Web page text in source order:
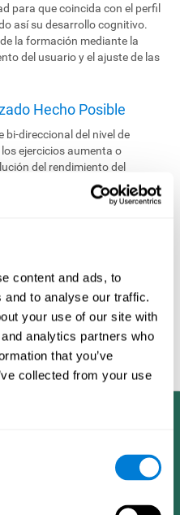
content and ads, to
to analyse our traffic.
your use of our site with
analytics partners who
that you’ve
collected from your use
para que coincida con el perfil
así su desarrollo cognitivo.
la formación mediante la
del usuario y el ajuste de las
Hecho Posible
bi-direccional del nivel de
ejercicios aumenta o
del rendimiento del
evaluación cognitiva para
éstos por variables
de CogniFit que contiene
usuarios diferentes. Este
por todos los productos
así la elaboración de
analizar a cada usuario y